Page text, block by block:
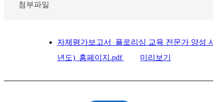
첨부파일
자체평가보고서_플로리싱 교육 전문가 양성
년도)_홈페이지.pdf
미리보기